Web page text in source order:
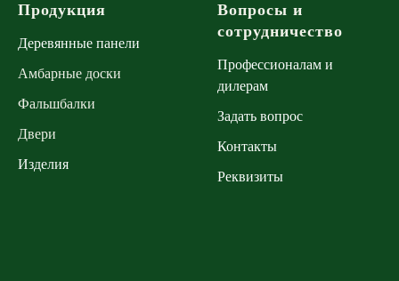
Продукция
Деревянные панели
Амбарные доски
Фальшбалки
Двери
Изделия
Вопросы и
сотрудничество
Профессионалам и
дилерам
Задать вопрос
Контакты
Реквизиты